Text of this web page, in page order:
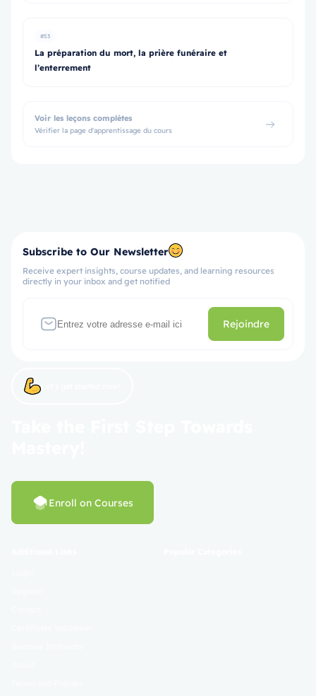
#53
La préparation du mort, la prière funéraire et
l’enterrement
Voir les leçons complètes
Vérifier la page d'apprentissage du cours
Subscribe to Our Newsletter
Receive expert insights, course updates, and learning resources
directly in your inbox and get notified
Rejoindre
Enroll on Courses